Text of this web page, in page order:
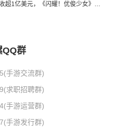
出海首年营收超1亿美元，《闪耀！优俊少女》美国市场占比达七成
QQ群
手游交流群)
求职招聘群)
手游运营群)
手游发行群)